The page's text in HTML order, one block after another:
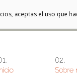
Inicio Sobre
aceptas el uso que